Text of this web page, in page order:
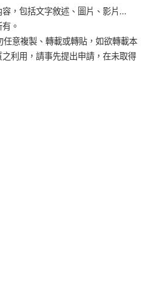
，包括文字敘述、圖片、影片...
。
意複製、轉載或轉貼，如欲轉載本
利用，請事先提出申請，在未取得